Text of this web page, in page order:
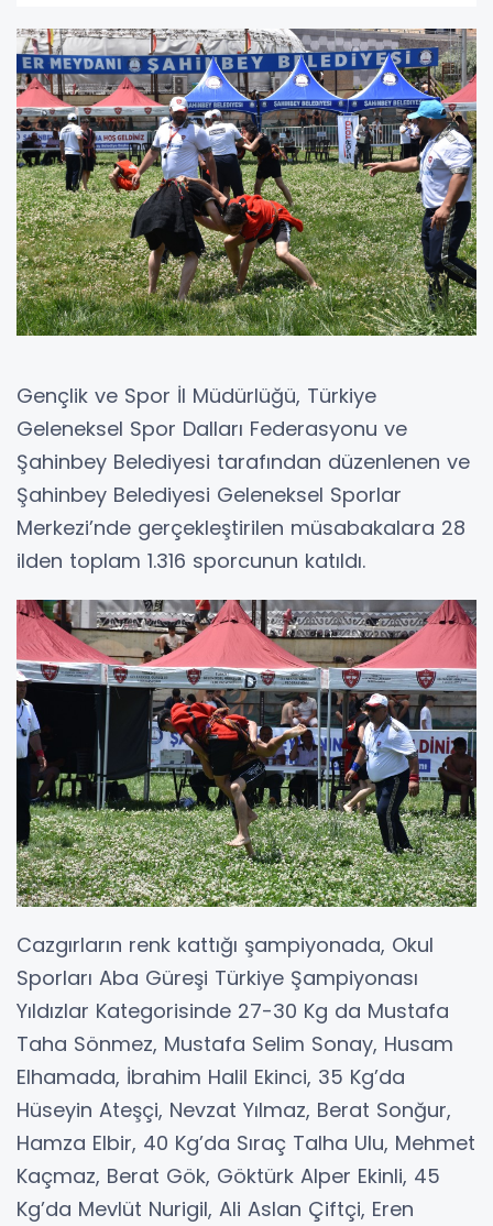
Gençlik ve Spor İl Müdürlüğü, Türkiye
Geleneksel Spor Dalları Federasyonu ve
Şahinbey Belediyesi tarafından düzenlenen ve
Şahinbey Belediyesi Geleneksel Sporlar
Merkezi’nde gerçekleştirilen müsabakalara 28
ilden toplam 1.316 sporcunun katıldı.
Cazgırların renk kattığı şampiyonada, Okul
Sporları Aba Güreşi Türkiye Şampiyonası
Yıldızlar Kategorisinde 27-30 Kg da Mustafa
Taha Sönmez, Mustafa Selim Sonay, Husam
Elhamada, İbrahim Halil Ekinci, 35 Kg’da
Hüseyin Ateşçi, Nevzat Yılmaz, Berat Sonğur,
Hamza Elbir, 40 Kg’da Sıraç Talha Ulu, Mehmet
Kaçmaz, Berat Gök, Göktürk Alper Ekinli, 45
Kg’da Mevlüt Nurigil, Ali Aslan Çiftçi, Eren